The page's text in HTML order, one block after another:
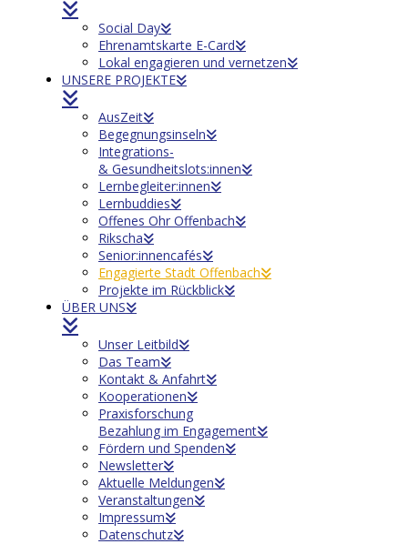
Social Day
Ehrenamtskarte E-Card
Lokal engagieren und vernetzen
UNSERE PROJEKTE
AusZeit
Begegnungsinseln
Integrations-
& Gesundheitslots:innen
Lernbegleiter:innen
Lernbuddies
Offenes Ohr Offenbach
Rikscha
Senior:innencafés
Engagierte Stadt Offenbach
Projekte im Rückblick
ÜBER UNS
Unser Leitbild
Das Team
Kontakt & Anfahrt
Kooperationen
Praxisforschung
Bezahlung im Engagement
Fördern und Spenden
Newsletter
Aktuelle Meldungen
Veranstaltungen
Impressum
Datenschutz